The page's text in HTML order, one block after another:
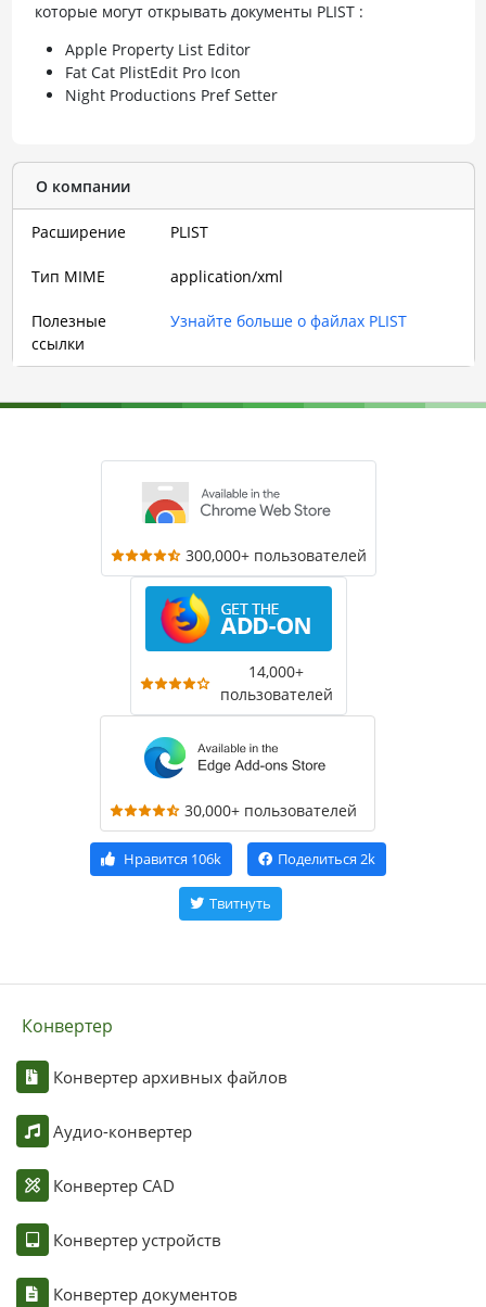
которые могут открывать документы PLIST :
Apple Property List Editor
Fat Cat PlistEdit Pro Icon
Night Productions Pref Setter
О компании
Расширение PLIST
Тип MIME application/xml
Полезные
ссылки
Узнайте больше о файлах PLIST
300,000+ пользователей
14,000+
пользователей
30,000+ пользователей
Нравится 106k Поделиться 2k
Твитнуть
Конвертер
Конвертер архивных файлов
Аудио-конвертер
Конвертер CAD
Конвертер устройств
Конвертер документов